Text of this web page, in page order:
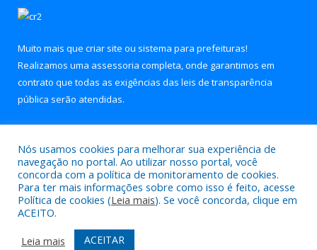
Muito mais que criar site ou sistema para prefeituras!
Realizamos uma assessoria completa, onde garantimos em
contrato que todas as exigências das leis de transparência
pública serão atendidas.
Todos os direitos reservados a Prefeitura Municipal de Soure.
Mapa do Site
Acessar Área Administrativa
Nós usamos cookies para melhorar sua experiência de
navegação no portal. Ao utilizar nosso portal, você
concorda com a política de monitoramento de cookies.
Para ter mais informações sobre como isso é feito, acesse
Política de cookies (Leia mais). Se você concorda, clique em
ACEITO.
Leia mais
ACEITAR